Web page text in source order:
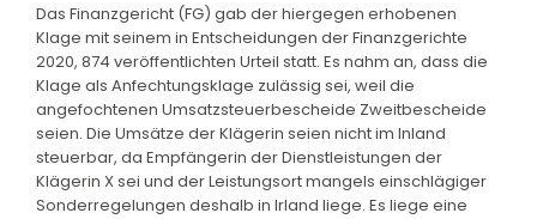
Das Finanzgericht (FG) gab der hiergegen erhobenen
Klage mit seinem in Entscheidungen der Finanzgerichte
2020, 874 veröffentlichten Urteil statt. Es nahm an, dass die
Klage als Anfechtungsklage zulässig sei, weil die
angefochtenen Umsatzsteuerbescheide Zweitbescheide
seien. Die Umsätze der Klägerin seien nicht im Inland
steuerbar, da Empfängerin der Dienstleistungen der
Klägerin X sei und der Leistungsort mangels einschlägiger
Sonderregelungen deshalb in Irland liege. Es liege eine